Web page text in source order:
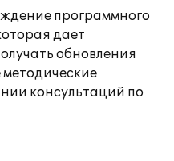
программного
дает
обновления
консультаций по